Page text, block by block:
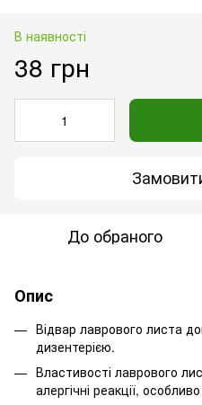
В наявності
38 грн
До обраного
Опис
Відвар лаврового листа
дизентерією.
Властивості лаврового
алергічні реакції,